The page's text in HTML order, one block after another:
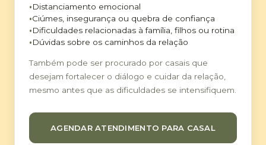
Distanciamento emocional
Ciúmes, insegurança ou quebra de confiança
Dificuldades relacionadas à família, filhos ou rotina
Dúvidas sobre os caminhos da relação
Também pode ser procurado por casais que
desejam fortalecer o diálogo e cuidar da relação,
mesmo antes que as dificuldades se intensifiquem.
AGENDAR ATENDIMENTO PARA CASAL